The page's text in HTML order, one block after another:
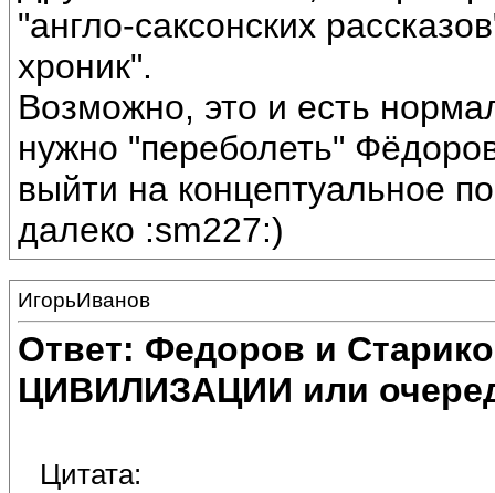
"англо-саксонских
хроник".
Возможно, это и есть
нужно "переболеть"
выйти на концептуальное
далеко :sm227:)
ИгорьИванов
Ответ: Федоров и
ЦИВИЛИЗАЦИИ или
Цитата: